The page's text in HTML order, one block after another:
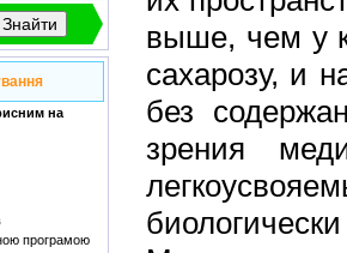
на
програмою
выше, чем у
сахарозу, и
без
зрения